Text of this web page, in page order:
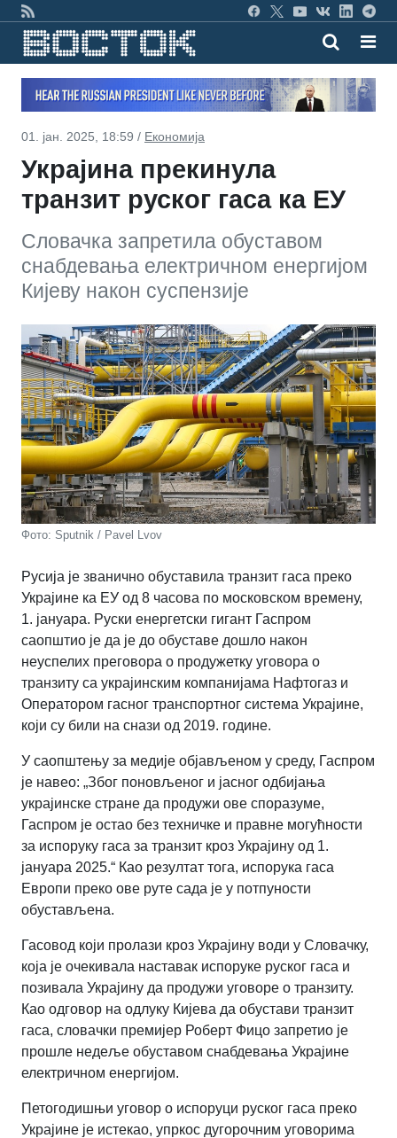
01. јан. 2025, 18:59 / Економија
Украјина прекинула
транзит руског гаса ка ЕУ
Словачка запретила обуставом
снабдевања електричном енергијом
Кијеву након суспензије
Фото: Sputnik / Pavel Lvov
Русија је званично обуставила транзит гаса преко
Украјине ка ЕУ од 8 часова по московском времену,
1. јануара. Руски енергетски гигант Гаспром
саопштио је да је до обуставе дошло након
неуспелих преговора о продужетку уговора о
транзиту са украјинским компанијама Нафтогаз и
Оператором гасног транспортног система Украјине,
који су били на снази од 2019. године.
У саопштењу за медије објављеном у среду, Гаспром
је навео: „Због поновљеног и јасног одбијања
украјинске стране да продужи ове споразуме,
Гаспром је остао без техничке и правне могућности
за испоруку гаса за транзит кроз Украјину од 1.
јануара 2025.“ Као резултат тога, испорука гаса
Европи преко ове руте сада је у потпуности
обустављена.
Гасовод који пролази кроз Украјину води у Словачку,
која је очекивала наставак испоруке руског гаса и
позивала Украјину да продужи уговоре о транзиту.
Као одговор на одлуку Кијева да обустави транзит
гаса, словачки премијер Роберт Фицо запретио је
прошле недеље обуставом снабдевања Украјине
електричном енергијом.
Петогодишњи уговор о испоруци руског гаса преко
Украјине је истекао, упркос дугорочним уговорима